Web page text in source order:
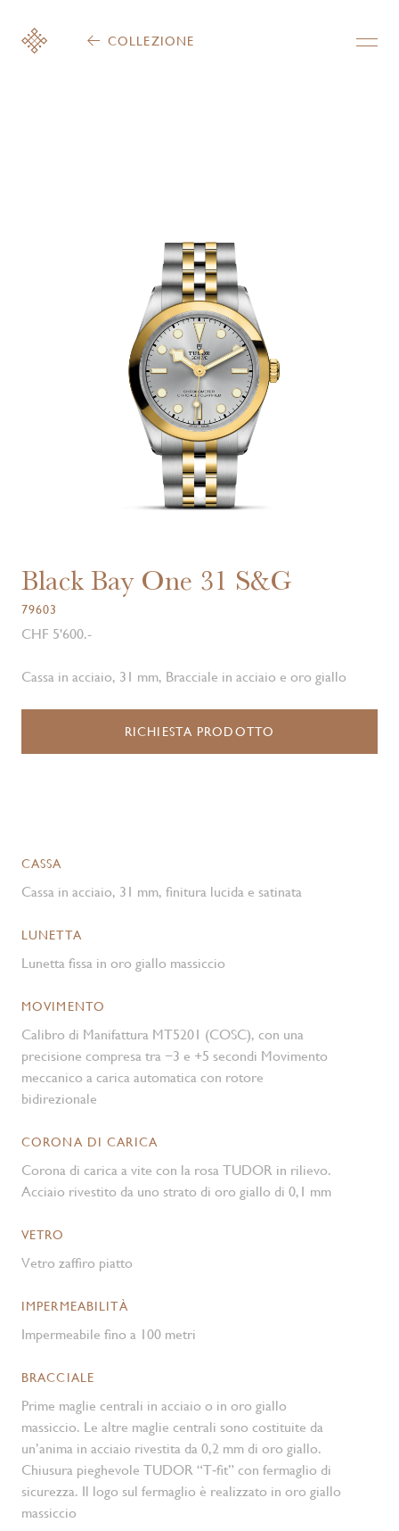
COLLEZIONE
Black Bay One 31 S&G
79603
CHF 5'600.-
Cassa in acciaio, 31 mm, Bracciale in acciaio e oro giallo
RICHIESTA PRODOTTO
CASSA
Cassa in acciaio, 31 mm, finitura lucida e satinata
LUNETTA
Lunetta fissa in oro giallo massiccio
MOVIMENTO
Calibro di Manifattura MT5201 (COSC), con una
precisione compresa tra −3 e +5 secondi Movimento
meccanico a carica automatica con rotore
bidirezionale
CORONA DI CARICA
Corona di carica a vite con la rosa TUDOR in rilievo.
Acciaio rivestito da uno strato di oro giallo di 0,1 mm
VETRO
Vetro zaffiro piatto
IMPERMEABILITÀ
Impermeabile fino a 100 metri
BRACCIALE
Prime maglie centrali in acciaio o in oro giallo
massiccio. Le altre maglie centrali sono costituite da
un’anima in acciaio rivestita da 0,2 mm di oro giallo.
Chiusura pieghevole TUDOR “T‑fit” con fermaglio di
sicurezza. Il logo sul fermaglio è realizzato in oro giallo
massiccio